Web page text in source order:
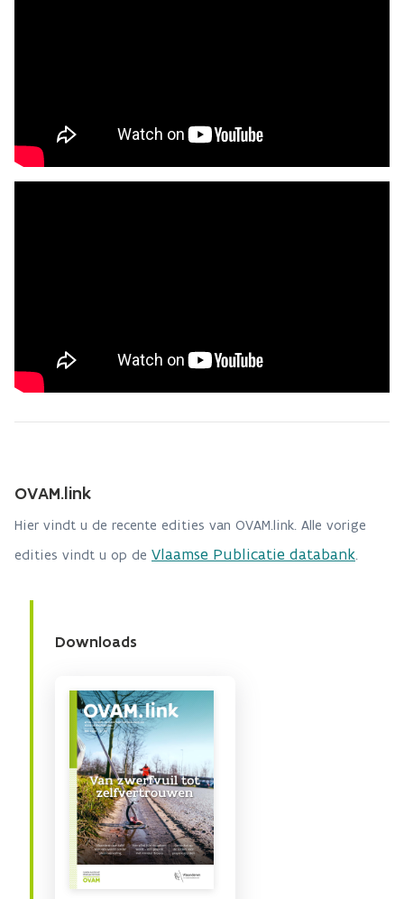
OVAM.link
Hier vindt u de recente edities van OVAM.link. Alle vorige
edities vindt u op de Vlaamse Publicatie databank.
Downloads